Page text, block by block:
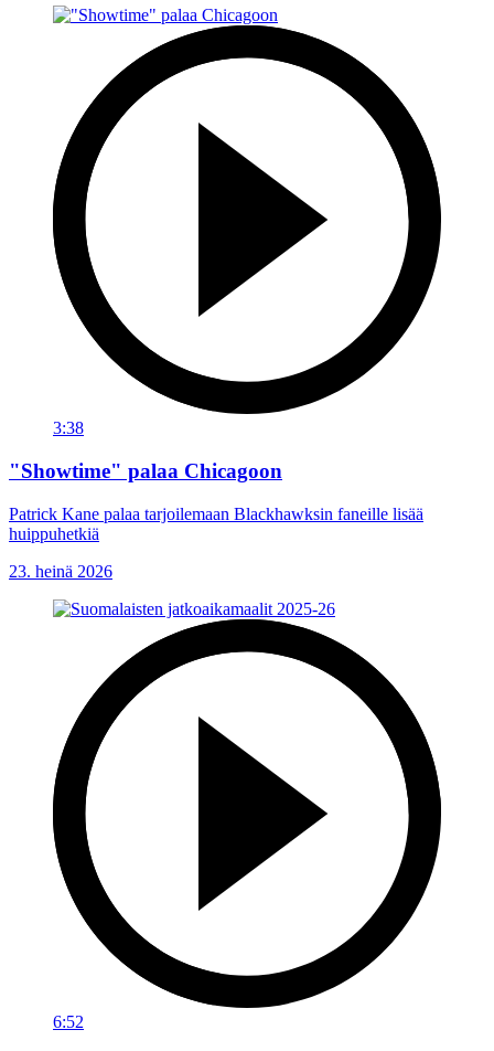
3:38
"Showtime" palaa Chicagoon
Patrick Kane palaa tarjoilemaan Blackhawksin faneille lisää
huippuhetkiä
23. heinä 2026
6:52